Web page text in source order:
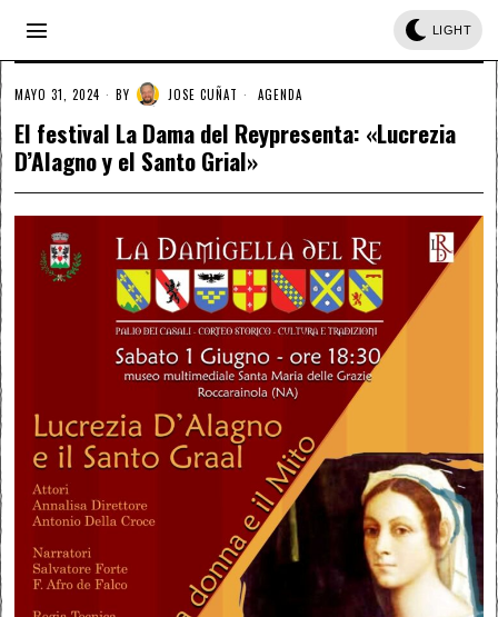
LIGHT
MAYO 31, 2024 BY JOSE CUÑAT AGENDA
El festival La Dama del Reypresenta: «Lucrezia
D’Alagno y el Santo Grial»